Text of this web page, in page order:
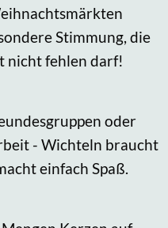
Stimmung, die
nicht fehlen darf!
oder
- Wichteln braucht
einfach Spaß.